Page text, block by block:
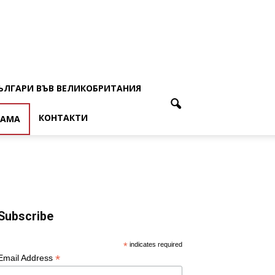
ВЪВ ВЕЛИКОБРИТАНИЯ
КОНТАКТИ
* indicates required
Address *